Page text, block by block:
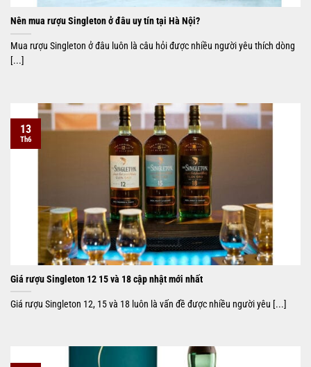
Nên mua rượu Singleton ở đâu uy tín tại Hà Nội?
Mua rượu Singleton ở đâu luôn là câu hỏi được nhiều người yêu thích dòng
[...]
Giá rượu Singleton 12 15 và 18 cập nhật mới nhất
Giá rượu Singleton 12, 15 và 18 luôn là vấn đề được nhiều người yêu [...]
13
Th6